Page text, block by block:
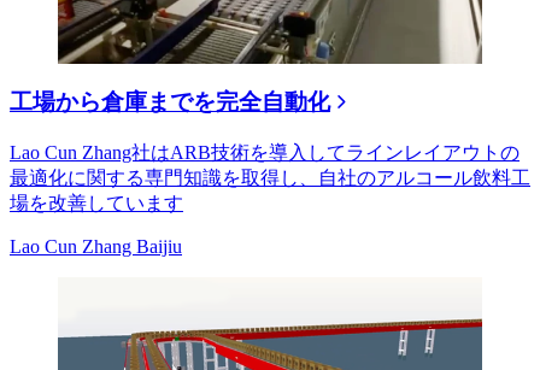
工場から倉庫までを完全自動化
Lao Cun Zhang社はARB技術を導入してラインレイアウトの
最適化に関する専門知識を取得し、自社のアルコール飲料工
場を改善しています
Lao Cun Zhang Baijiu